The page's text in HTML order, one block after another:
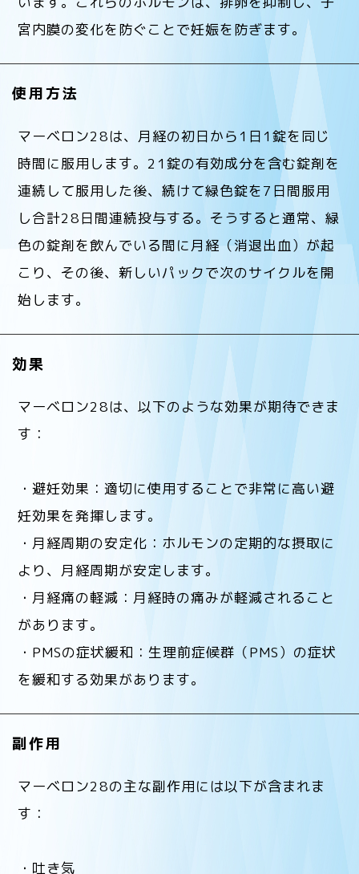
宮内膜の変化を防ぐことで妊娠を防ぎます。
使用方法
マーベロン28は、月経の初日から1日1錠を同じ
時間に服用します。21錠の有効成分を含む錠剤を
連続して服用した後、続けて緑色錠を7日間服用
し合計28日間連続投与する。そうすると通常、緑
色の錠剤を飲んでいる間に月経（消退出血）が起
こり、その後、新しいパックで次のサイクルを開
始します。
効果
マーベロン28は、以下のような効果が期待できま
す：
・避妊効果：適切に使用することで非常に高い避
妊効果を発揮します。
・月経周期の安定化：ホルモンの定期的な摂取に
より、月経周期が安定します。
・月経痛の軽減：月経時の痛みが軽減されること
があります。
・PMSの症状緩和：生理前症候群（PMS）の症状
を緩和する効果があります。
副作用
マーベロン28の主な副作用には以下が含まれま
す：
・吐き気